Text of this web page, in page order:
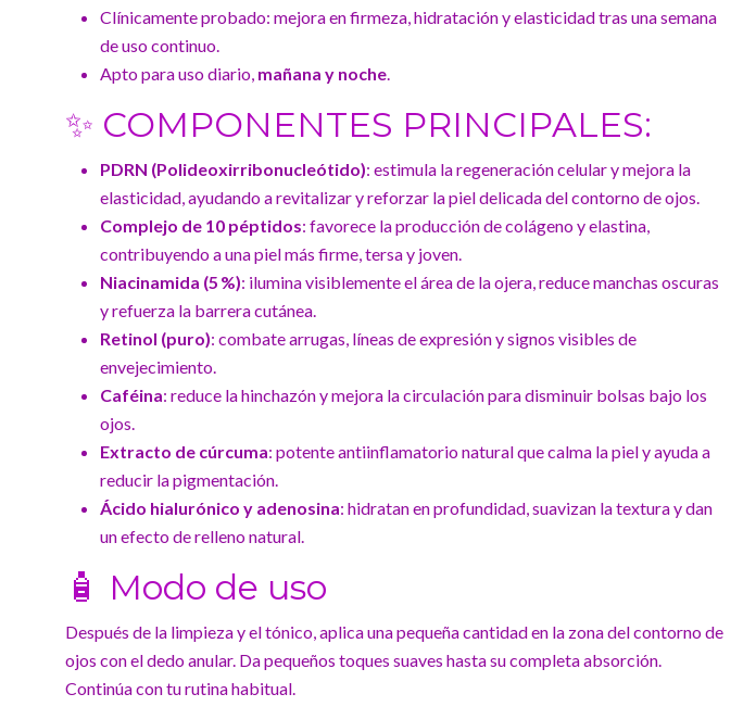
Clínicamente probado: mejora en firmeza, hidratación y elasticidad tras una semana
de uso continuo.
Apto para uso diario, mañana y noche.
✨ COMPONENTES PRINCIPALES:
PDRN (Polideoxirribonucleótido): estimula la regeneración celular y mejora la
elasticidad, ayudando a revitalizar y reforzar la piel delicada del contorno de ojos.
Complejo de 10 péptidos: favorece la producción de colágeno y elastina,
contribuyendo a una piel más firme, tersa y joven.
Niacinamida (5 %): ilumina visiblemente el área de la ojera, reduce manchas oscuras
y refuerza la barrera cutánea.
Retinol (puro): combate arrugas, líneas de expresión y signos visibles de
envejecimiento.
Caféina: reduce la hinchazón y mejora la circulación para disminuir bolsas bajo los
ojos.
Extracto de cúrcuma: potente antiinflamatorio natural que calma la piel y ayuda a
reducir la pigmentación.
Ácido hialurónico y adenosina: hidratan en profundidad, suavizan la textura y dan
un efecto de relleno natural.
🧴 Modo de uso
Después de la limpieza y el tónico, aplica una pequeña cantidad en la zona del contorno de
ojos con el dedo anular. Da pequeños toques suaves hasta su completa absorción.
Continúa con tu rutina habitual.